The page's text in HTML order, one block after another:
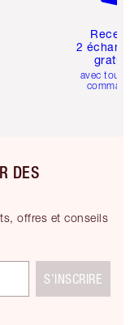
2
avec
DES
offres et conseils
S’INSCRIRE